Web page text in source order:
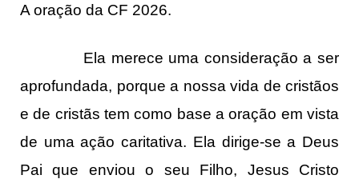
A oração da CF 2026.
Ela merece uma consideração a ser
aprofundada, porque a nossa vida de cristãos
e de cristãs tem como base a oração em vista
de uma ação caritativa. Ela dirige-se a Deus
Pai que enviou o seu Filho, Jesus Cristo